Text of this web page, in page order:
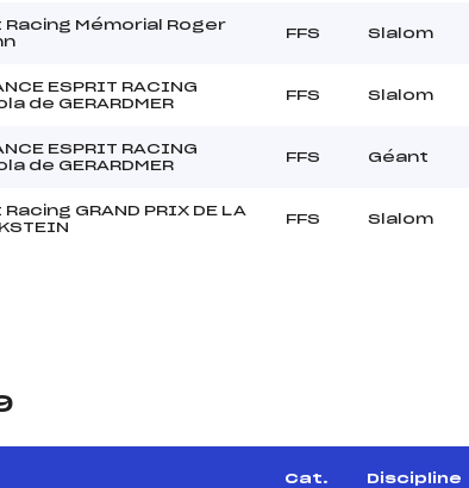
Racing Mémorial Roger
FFS Slalom
ESPRIT RACING
de GERARDMER
FFS Slalom
ESPRIT RACING
de GERARDMER
FFS Géant
GRAND PRIX DE LA
FFS Slalom
Cat. Discipline